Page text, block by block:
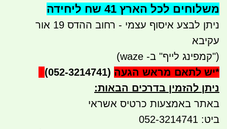
משלוחים לכל הארץ 41 שח ליחידה
ניתן לבצע איסוף עצמי - רחוב ההדס 19 אור
עקיבא
("קמפינג לייף" ב- waze)
*יש לתאם מראש הגעה (052-3214741)
ניתן להזמין בדרכים הבאות:
באתר באמצעות כרטיס אשראי
ביט: 052-3214741